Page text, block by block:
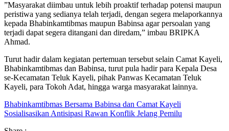
”Masyarakat diimbau untuk lebih proaktif terhadap potensi maupun
peristiwa yang sedianya telah terjadi, dengan segera melaporkannya
kepada Bhabinkamtibmas maupun Babinsa agar persoalan yang
terjadi dapat segera ditangani dan diredam,” imbau BRIPKA
Ahmad.
Turut hadir dalam kegiatan pertemuan tersebut selain Camat Kayeli,
Bhabinkamtibmas dan Babinsa, turut pula hadir para Kepala Desa
se-Kecamatan Teluk Kayeli, pihak Panwas Kecamatan Teluk
Kayeli, para Tokoh Adat, hingga warga masyarakat lainnya.
Bhabinkamtibmas Bersama Babinsa dan Camat Kayeli
Sosialisasikan Antisipasi Rawan Konflik Jelang Pemilu